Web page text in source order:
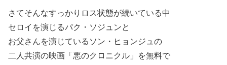
さてそんなすっかりロス状態が続いている中
セロイを演じるパク・ソジュンと
お父さんを演じているソン・ヒョンジュの
二人共演の映画「悪のクロニクル」を無料で